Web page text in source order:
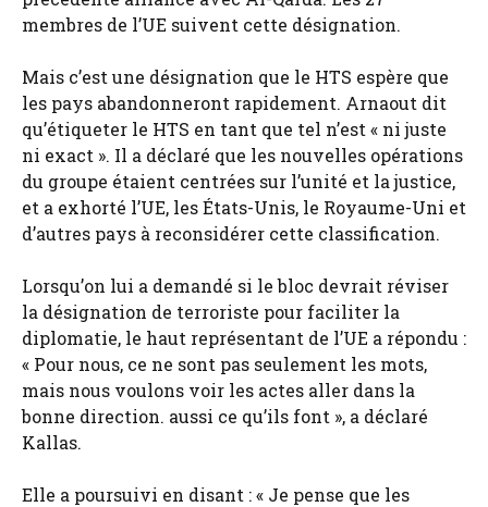
membres de l’UE suivent cette désignation.
Mais c’est une désignation que le HTS espère que
les pays abandonneront rapidement. Arnaout dit
qu’étiqueter le HTS en tant que tel n’est « ni juste
ni exact ». Il a déclaré que les nouvelles opérations
du groupe étaient centrées sur l’unité et la justice,
et a exhorté l’UE, les États-Unis, le Royaume-Uni et
d’autres pays à reconsidérer cette classification.
Lorsqu’on lui a demandé si le bloc devrait réviser
la désignation de terroriste pour faciliter la
diplomatie, le haut représentant de l’UE a répondu :
« Pour nous, ce ne sont pas seulement les mots,
mais nous voulons voir les actes aller dans la
bonne direction. aussi ce qu’ils font », a déclaré
Kallas.
Elle a poursuivi en disant : « Je pense que les